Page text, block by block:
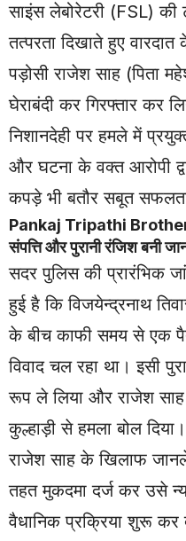
साइंस लेबोरेटरी (FSL) की
तत्परता दिखाते हुए
पड़ोसी राजेश साह (पिता
घेराबंदी कर गिरफ्तार कर
निशानदेही पर हमले में
और घटना के वक्त आरोपी
कपड़े भी बतौर सबूत
Pankaj Tripathi
संपत्ति और पुरानी रंजिश बनी
सदर पुलिस की प्रारंभिक
हुई है कि विजयेन्द्रनाथ
के बीच काफी समय से एक
विवाद चल रहा था। इसी
रूप ले लिया और राजेश
कुल्हाड़ी से हमला बोल
राजेश साह के खिलाफ
तहत मुकदमा दर्ज कर उसे
वैधानिक प्रक्रिया शुरू कर